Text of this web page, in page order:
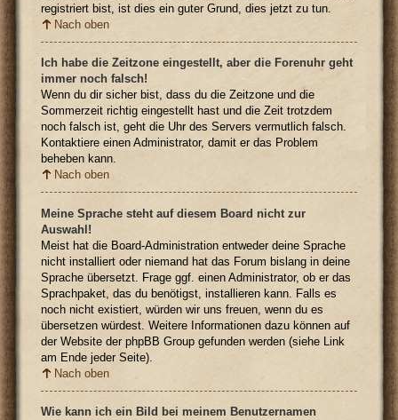
registriert bist, ist dies ein guter Grund, dies jetzt zu tun.
Nach oben
Ich habe die Zeitzone eingestellt, aber die Forenuhr geht
immer noch falsch!
Wenn du dir sicher bist, dass du die Zeitzone und die
Sommerzeit richtig eingestellt hast und die Zeit trotzdem
noch falsch ist, geht die Uhr des Servers vermutlich falsch.
Kontaktiere einen Administrator, damit er das Problem
beheben kann.
Nach oben
Meine Sprache steht auf diesem Board nicht zur
Auswahl!
Meist hat die Board-Administration entweder deine Sprache
nicht installiert oder niemand hat das Forum bislang in deine
Sprache übersetzt. Frage ggf. einen Administrator, ob er das
Sprachpaket, das du benötigst, installieren kann. Falls es
noch nicht existiert, würden wir uns freuen, wenn du es
übersetzen würdest. Weitere Informationen dazu können auf
der Website der phpBB Group gefunden werden (siehe Link
am Ende jeder Seite).
Nach oben
Wie kann ich ein Bild bei meinem Benutzernamen